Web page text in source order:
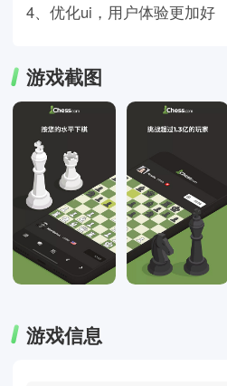
4、优化ui，用户体验更加好
游戏截图
游戏信息